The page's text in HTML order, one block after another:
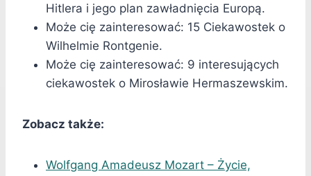
Hitlera i jego plan zawładnięcia Europą.
Może cię zainteresować: 15 Ciekawostek o
Wilhelmie Rontgenie.
Może cię zainteresować: 9 interesujących
ciekawostek o Mirosławie Hermaszewskim.
Zobacz także:
Wolfgang Amadeusz Mozart – Życie,